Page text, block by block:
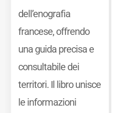
dell’enografia
francese, offrendo
una guida precisa e
consultabile dei
territori. Il libro unisce
le informazioni